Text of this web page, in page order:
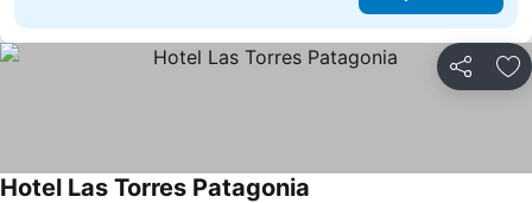
Compartir
Hotel Las Torres Patagonia